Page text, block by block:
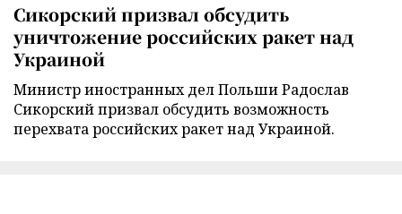
Сикорский призвал обсудить
уничтожение российских ракет над
Украиной
Министр иностранных дел Польши Радослав
Сикорский призвал обсудить возможность
перехвата российских ракет над Украиной.